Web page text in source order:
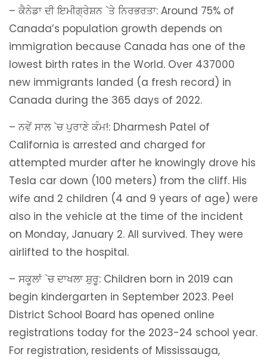
– ਕੈਨੇਡਾ ਦੀ ਇਮੀਗ੍ਰੇਸ਼ਨ `ਤੇ ਨਿਰਭਰਤਾ: Around 75% of
Canada’s population growth depends on
immigration because Canada has one of the
lowest birth rates in the World. Over 437000
new immigrants landed (a fresh record) in
Canada during the 365 days of 2022.
– ਨਵੇਂ ਸਾਲ `ਚ ਪੁਰਾਣੇ ਕੰਮ!: Dharmesh Patel of
California is arrested and charged for
attempted murder after he knowingly drove his
Tesla car down (100 meters) from the cliff. His
wife and 2 children (4 and 9 years of age) were
also in the vehicle at the time of the incident
on Monday, January 2. All survived. They were
airlifted to the hospital.
– ਸਕੂਲਾਂ `ਚ ਦਾਖਲਾ ਸ਼ੁਰੂ: Children born in 2019 can
begin kindergarten in September 2023. Peel
District School Board has opened online
registrations today for the 2023-24 school year.
For registration, residents of Mississauga,